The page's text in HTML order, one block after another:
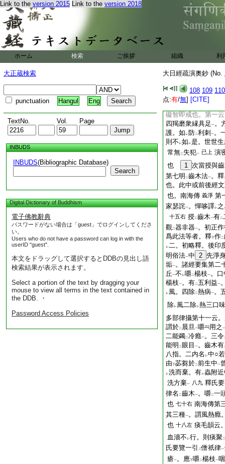
Link to the version 2015 Link to the version 2018
ホーム 検索 ご挨拶 組織 利
大正蔵検索
punctuation Hangul Eng
TextNo. Vol. Page
INBUDS
INBUDS(Bibliographic Database)
Search
Digital Dictionary of Buddhism
電子佛教辭典
パスワードがない場合は「guest」でログインしてくださ
い。
Users who do not have a password can log in with the
userID "guest".
本文をドラッグして選択するとDDBの見出し語
検索結果が表示されます。
Select a portion of the text by dragging your
mouse to view all terms in the text contained in
the DDB. ・
Password Access Policies
大日經疏演奧鈔 (No.
108 109 110
点:有/無] [CITE]
一切菩薩應 行 之
時。爲 正説 入
之。故金剛手騰 二
之玄靜受菩薩戒行
靜譽闍梨鈔等。第
也。平城灌頂文云
本。若上上智
4
又對二乘
礙智即戒也。第一
四羯磨衆縁具足 一。
護。如 レ防二利刺 一。
則不 レ如 レ是。世世
常無二 失犯一 已上 演
也
1 次當授與
第七明 二齒木法一。釋
也。此中或前後經
也。南海傳 義淨 第
家瑟詫一。憚哆譯レ
十五右 授二齒木一有二
觀二器非器一。初正
爲此法等者。釋下作二
レ二。初略釋。後
明俗法一中 2 先淨
垢一。諸經要集第二
丘一不 レ嚼二楊枝一。
楊枝一。有二五利益一
レ風。四除二熱病一。
除レ風二除レ熱三口
多部律攝第十一云
謂於二 晨旦一嚼 用之 一
二能蠲二冷癊一。三令
能明 二 眼目 一。齒木有
八指。二内名 レ中○
由下苾芻於二前生中一
レ洗而棄。有レ蟲附
洗方棄一 八九 釋氏
律名 二齒木一。嚼二一
也 七十右 南海傳第
其三種一。謂風熱癊
也 十八左 痰毛韻云
血濇不 レ行。則痰聚 二
氏要覽一引 二僧祇律一
瘡一。應下嚼二楊枝一咽